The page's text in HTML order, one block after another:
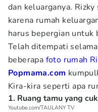
dan keluarganya.
karena rumah
harus bepergian untuk
Telah ditempati
beberapa foto rumah
Popmama.com
Kira-kira seperti apa
1. Ruang tamu yang
Youtube.com/TAULANY TV